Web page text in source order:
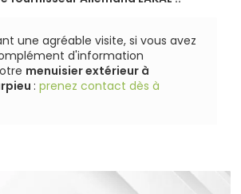
une agréable visite, si vous avez
d'information
menuisier extérieur à
: prenez contact dès à